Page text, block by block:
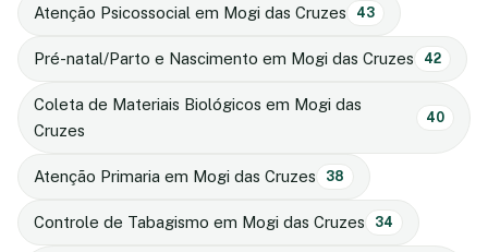
Atenção Psicossocial em Mogi das Cruzes 43
Pré-natal/Parto e Nascimento em Mogi das Cruzes 42
Coleta de Materiais Biológicos em Mogi das
Cruzes
40
Atenção Primaria em Mogi das Cruzes 38
Controle de Tabagismo em Mogi das Cruzes 34